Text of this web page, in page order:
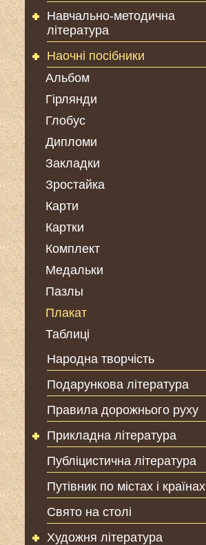
Навчально-методична
література
Наочні посібники
Альбом
Гірлянди
Глобус
Дипломи
Закладки
Зростайка
Карти
Картки
Комплект
Медальки
Пазлы
Плакат
Таблиці
Народна творчість
Подарункова література
Правила дорожнього руху
Прикладна література
Публіцистична література
Путівник по містах і країнах
Свято на столі
Художня література